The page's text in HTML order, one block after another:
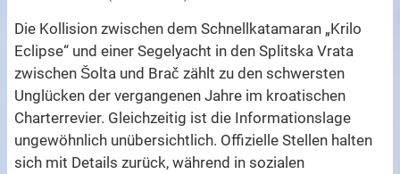
Die Kollision zwischen dem Schnellkatamaran „Krilo
Eclipse“ und einer Segelyacht in den Splitska Vrata
zwischen Šolta und Brač zählt zu den schwersten
Unglücken der vergangenen Jahre im kroatischen
Charterrevier. Gleichzeitig ist die Informationslage
ungewöhnlich unübersichtlich. Offizielle Stellen halten
sich mit Details zurück, während in sozialen